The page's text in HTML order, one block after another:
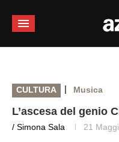
CULTURA | Musica
L’ascesa del genio
/ Simona Sala 21